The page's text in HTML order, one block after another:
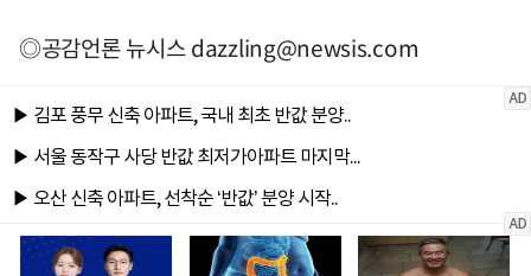
◎공감언론 뉴시스dazzling@newsis.com